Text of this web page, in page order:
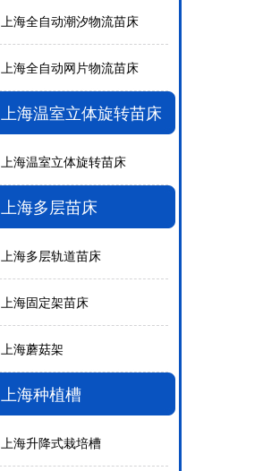
上海全自动潮汐物流苗床
上海全自动网片物流苗床
上海温室立体旋转苗床
上海温室立体旋转苗床
上海多层苗床
上海多层轨道苗床
上海固定架苗床
上海蘑菇架
上海种植槽
上海升降式栽培槽